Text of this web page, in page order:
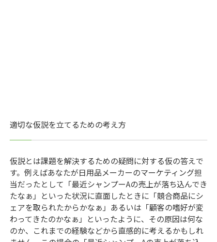
適切な仮説を立てるための考え方
仮説とは課題を解決するための疑問に対する仮の答えで
す。例えばあなたが日用品メーカーのマーケティング担
当だったとして「最近シャンプーAの売上が落ち込んでき
たなぁ」といった状況に直面したときに「競合商品にシ
ェアを取られたからかなぁ」あるいは「顧客の嗜好が変
わってきたのかなぁ」といったように、その原因は何な
のか、これまでの経験などから直感的に考えるかもしれ